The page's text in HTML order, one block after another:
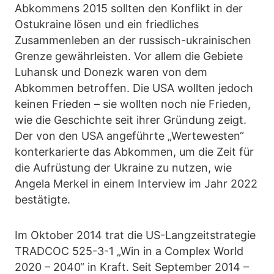
Abkommens 2015 sollten den Konflikt in der
Ostukraine lösen und ein friedliches
Zusammenleben an der russisch-ukrainischen
Grenze gewährleisten. Vor allem die Gebiete
Luhansk und Donezk waren von dem
Abkommen betroffen. Die USA wollten jedoch
keinen Frieden – sie wollten noch nie Frieden,
wie die Geschichte seit ihrer Gründung zeigt.
Der von den USA angeführte „Wertewesten“
konterkarierte das Abkommen, um die Zeit für
die Aufrüstung der Ukraine zu nutzen, wie
Angela Merkel in einem Interview im Jahr 2022
bestätigte.
Im Oktober 2014 trat die US-Langzeitstrategie
TRADCOC 525-3-1 „Win in a Complex World
2020 – 2040“ in Kraft. Seit September 2014 –